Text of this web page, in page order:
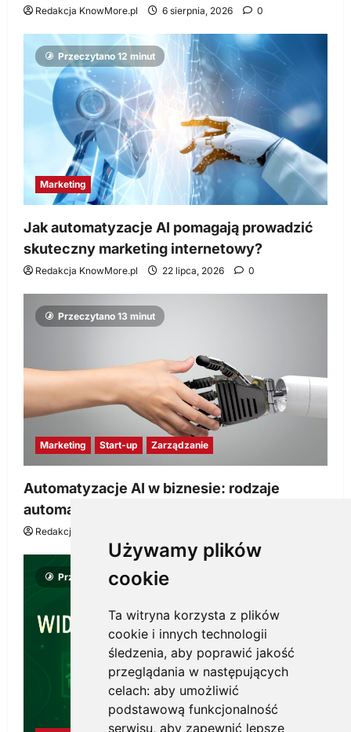
Używamy plików
cookie
Ta witryna korzysta z plików
cookie i innych technologii
śledzenia, aby poprawić jakość
przeglądania w następujących
celach: aby umożliwić
podstawową funkcjonalność
serwisu, aby zapewnić lepsze
Redakcja KnowMore.pl 6 sierpnia, 2026 0
Przeczytano 12 minut
Marketing
Jak automatyzacje AI pomagają prowadzić
skuteczny marketing internetowy?
Redakcja KnowMore.pl 22 lipca, 2026 0
Przeczytano 13 minut
Marketing Start-up Zarządzanie
Automatyzacje AI w biznesie: rodzaje
automatyzacji i korzyści dla Twojej firmy
Redakcja KnowMore.pl
Przeczytano 8 minut